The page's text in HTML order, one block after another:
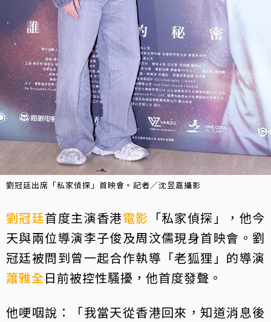
劉冠廷出席「私家偵探」首映會。記者／沈昱嘉攝影
劉冠廷首度主演香港電影 「私家偵探」，他今
天與兩位導演李子俊及周汶儒現身首映會。劉
冠廷被問到曾一起合作執導「老狐狸」的導演
蕭雅全日前被控性騷擾，他首度發聲。
他哽咽說：「我當天從香港回來，知道消息後